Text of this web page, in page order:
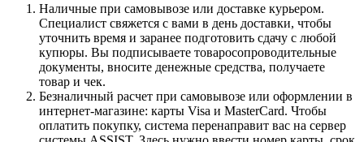
Наличные при самовывозе или доставке курьером.
Специалист свяжется с вами в день доставки, чтобы
уточнить время и заранее подготовить сдачу с любой
купюры. Вы подписываете товаросопроводительные
документы, вносите денежные средства, получаете
товар и чек.
Безналичный расчет при самовывозе или оформлении в
интернет-магазине: карты Visa и MasterCard. Чтобы
оплатить покупку, система перенаправит вас на сервер